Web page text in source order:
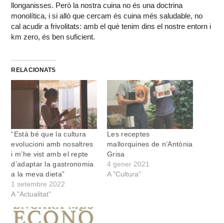
llonganisses. Però la nostra cuina no és una doctrina
monolítica, i si allò que cercam és cuina més saludable, no
cal acudir a frivolitats: amb el què tenim dins el nostre entorn i
km zero, és ben suficient.
RELACIONATS
“Està bé que la cultura
evolucioni amb nosaltres
i m’he vist amb el repte
d’adaptar la gastronomia
a la meva dieta”
1 setembre 2022
A "Actualitat"
Les receptes
mallorquines de n’Antònia
Grisa
4 gener 2021
A "Cultura"